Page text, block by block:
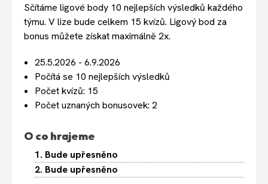
Sčítáme ligové body 10 nejlepších výsledků každého
týmu. V lize bude celkem 15 kvízů. Ligový bod za
bonus můžete získat maximálně 2x.
25.5.2026 - 6.9.2026
Počítá se 10 nejlepších výsledků
Počet kvízů: 15
Počet uznaných bonusovek: 2
O co hrajeme
1. Bude upřesněno
2. Bude upřesněno